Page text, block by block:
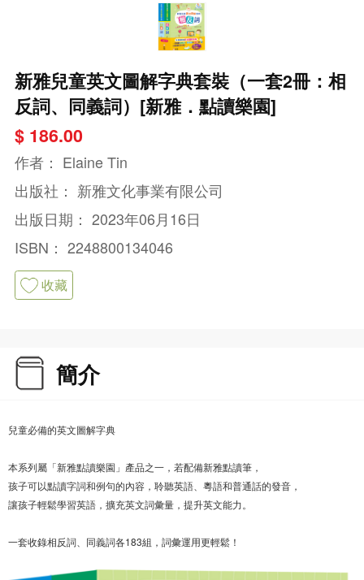
新雅兒童英文圖解字典套裝（一套2冊：相
反詞、同義詞）[新雅．點讀樂園]
$ 186.00
作者：
Elaine Tin
出版社： 新雅文化事業有限公司
出版日期： 2023年06月16日
ISBN： 2248800134046
收藏
簡介
兒童必備的英文圖解字典
本系列屬「新雅點讀樂園」產品之一，若配備新雅點讀筆，
孩子可以點讀字詞和例句的內容，聆聽英語、粵語和普通話的發音，
讓孩子輕鬆學習英語，擴充英文詞彙量，提升英文能力。
一套收錄相反詞、同義詞各183組，詞彙運用更輕鬆！